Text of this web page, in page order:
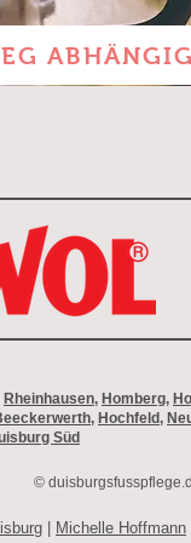
ABHÄNGIG
©
Rheinhausen, Homberg,
, Hochfeld,
Süd
Michelle Hoffmann